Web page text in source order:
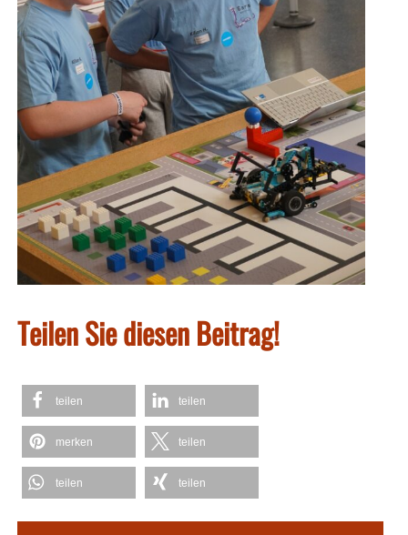
Teilen Sie diesen Beitrag!
teilen teilen
merken teilen
teilen teilen